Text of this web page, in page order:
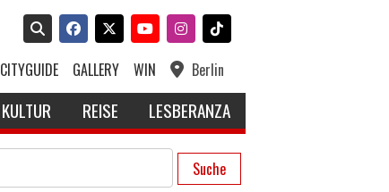
CITYGUIDE GALLERY WIN Berlin
KULTUR REISE LESBERANZA